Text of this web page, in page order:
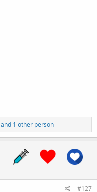
and 1 other person
#127